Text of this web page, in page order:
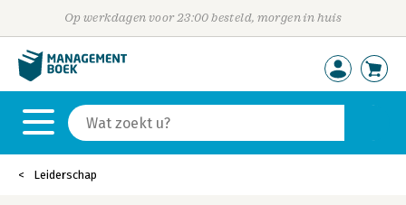
Op werkdagen voor 23:00 besteld, morgen in huis
Leiderschap